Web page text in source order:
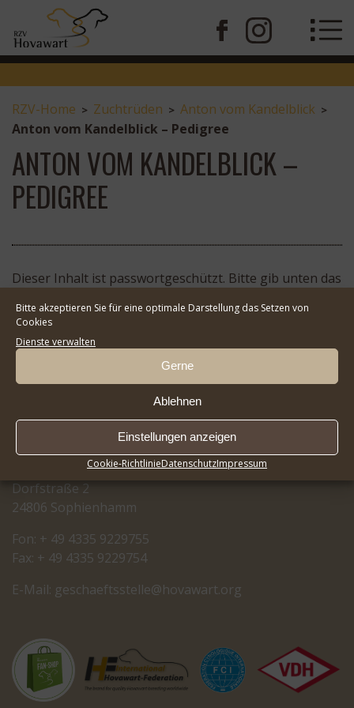
Bitte akzeptieren Sie für eine optimale Darstellung das Setzen von
Cookies
Dienste verwalten
Gerne
Ablehnen
Einstellungen anzeigen
Cookie-RichtlinieDatenschutzImpressum
RZV-Home > Zuchtrüden > Anton vom Kandelblick >
Anton vom Kandelblick – Pedigree
ANTON VOM KANDELBLICK –
PEDIGREE
Dieser Inhalt ist passwortgeschützt. Bitte gib unten das
Passwort:
RASSEZUCHTVEREIN
FÜR HOVAWART-HUNDE E.V.
Dorfstraße 2
24806 Sophienhamm
Fon: + 49 4335 9229755
Fax: + 49 4335 9229754
E-Mail:
gro.t
rawav
oh@el
letss
tfeah
cseg